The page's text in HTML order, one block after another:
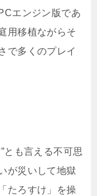
エンジン版であ
用移植ながらそ
で多くのプレイ
とも言える不可思
が災いして地獄
たろすけ」を操